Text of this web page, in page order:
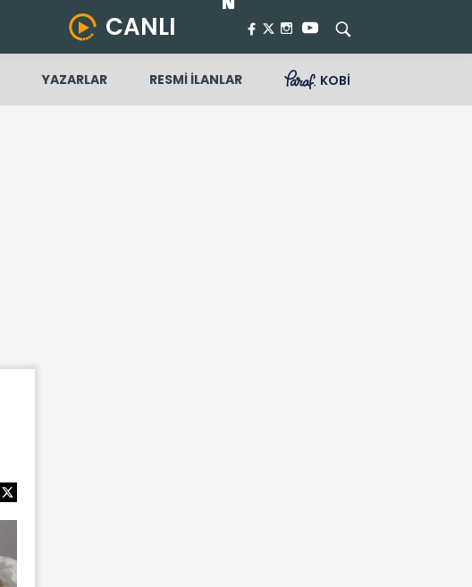
CANLI
YAZARLAR RESMİ İLANLAR KOBİ